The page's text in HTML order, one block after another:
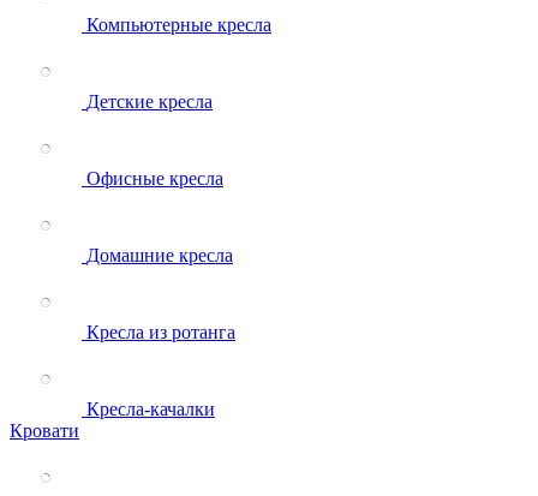
Компьютерные кресла
Детские кресла
Офисные кресла
Домашние кресла
Кресла из ротанга
Кресла-качалки
Кровати